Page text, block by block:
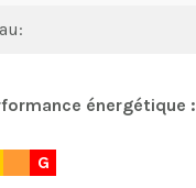
énergétique :
G